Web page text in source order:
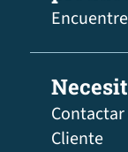
Cliente